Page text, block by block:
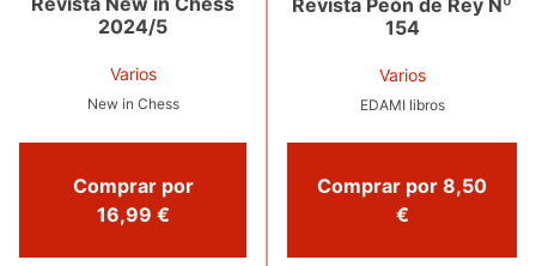
2024/5
Varios
New in Chess
Comprar por
16,99 €
154
Varios
EDAMI libros
Comprar por 8,50
€